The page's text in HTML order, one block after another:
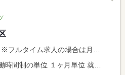
（換算額）、パート求人の場合は時間額を表示しています。